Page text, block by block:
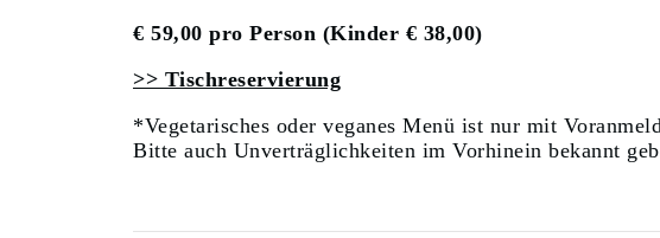
€ 59,00 pro Person (Kinder € 38,00)
>> Tischreservierung
*Vegetarisches oder veganes Menü ist nur mit
Bitte auch Unverträglichkeiten im Vorhinein bekannt